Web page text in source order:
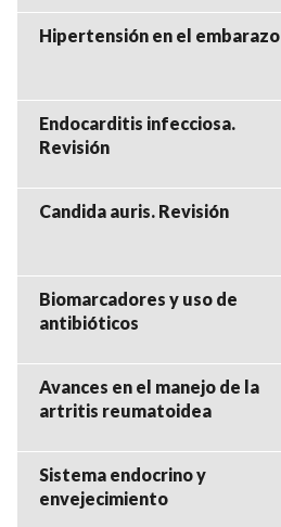
Hipertensión en el embarazo
Endocarditis infecciosa.
Revisión
Candida auris. Revisión
Biomarcadores y uso de
antibióticos
Avances en el manejo de la
artritis reumatoidea
Sistema endocrino y
envejecimiento